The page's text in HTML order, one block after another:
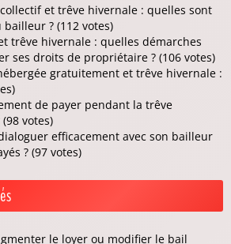
et trêve hivernale : quelles sont
? (112 votes)
trêve hivernale : quelles démarches
ses droits de propriétaire ? (106 votes)
gratuitement et trêve hivernale :
de payer pendant la trêve
votes)
efficacement avec son bailleur
? (97 votes)
le loyer ou modifier le bail